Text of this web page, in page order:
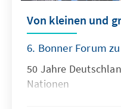
Von kleinen und
6. Bonner Forum
50 Jahre
Nationen